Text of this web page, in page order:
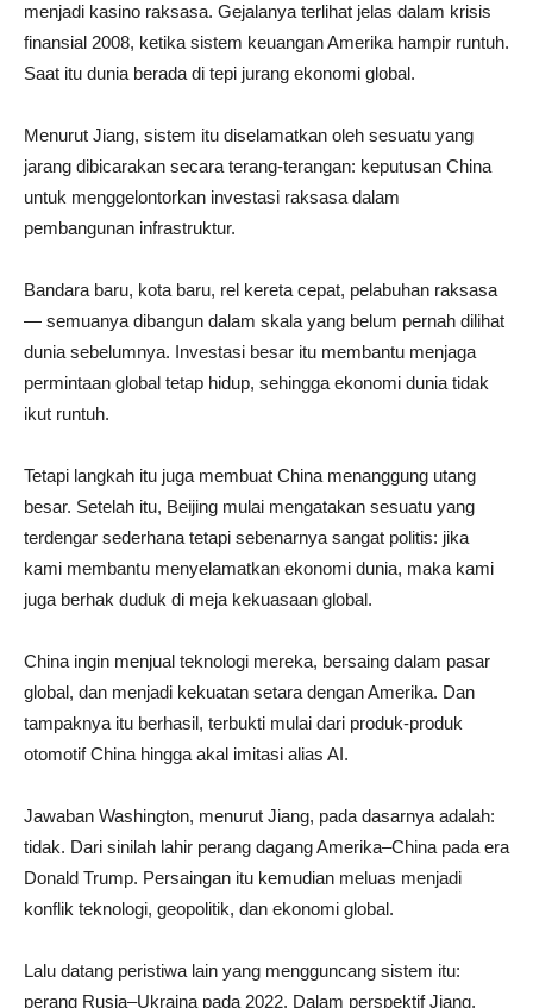
menjadi kasino raksasa. Gejalanya terlihat jelas dalam krisis
finansial 2008, ketika sistem keuangan Amerika hampir runtuh.
Saat itu dunia berada di tepi jurang ekonomi global.
Menurut Jiang, sistem itu diselamatkan oleh sesuatu yang
jarang dibicarakan secara terang-terangan: keputusan China
untuk menggelontorkan investasi raksasa dalam
pembangunan infrastruktur.
Bandara baru, kota baru, rel kereta cepat, pelabuhan raksasa
— semuanya dibangun dalam skala yang belum pernah dilihat
dunia sebelumnya. Investasi besar itu membantu menjaga
permintaan global tetap hidup, sehingga ekonomi dunia tidak
ikut runtuh.
Tetapi langkah itu juga membuat China menanggung utang
besar. Setelah itu, Beijing mulai mengatakan sesuatu yang
terdengar sederhana tetapi sebenarnya sangat politis: jika
kami membantu menyelamatkan ekonomi dunia, maka kami
juga berhak duduk di meja kekuasaan global.
China ingin menjual teknologi mereka, bersaing dalam pasar
global, dan menjadi kekuatan setara dengan Amerika. Dan
tampaknya itu berhasil, terbukti mulai dari produk-produk
otomotif China hingga akal imitasi alias AI.
Jawaban Washington, menurut Jiang, pada dasarnya adalah:
tidak. Dari sinilah lahir perang dagang Amerika–China pada era
Donald Trump. Persaingan itu kemudian meluas menjadi
konflik teknologi, geopolitik, dan ekonomi global.
Lalu datang peristiwa lain yang mengguncang sistem itu:
perang Rusia–Ukraina pada 2022. Dalam perspektif Jiang,